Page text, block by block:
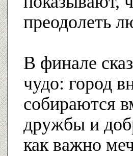
преодолеть
В финале
чудо: город
собираются
дружбы и
как важно